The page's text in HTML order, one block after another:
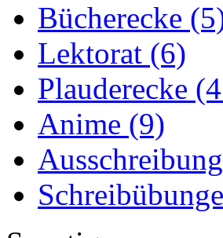
Bücherecke
Lektorat (6)
Plauderecke
Anime (9)